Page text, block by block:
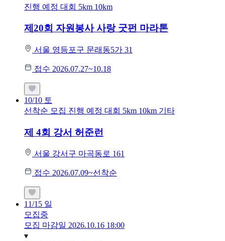
진행 예정 대회 5km 10km
제20회 자원봉사 사랑 굿펀 마라톤
서울 영등포구 문래동5가 31
접수 2026.07.27~10.18
10/10 토
선착순 모집 진행 예정 대회 5km 10km 기타
제 4회 강서 허준런
서울 강서구 마곡동로 161
접수 2026.07.09~선착순
11/15 일
모집중
모집 마감일 2026.10.16 18:00